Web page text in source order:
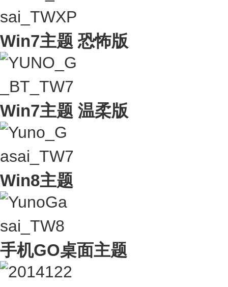
Win7主题 恐怖版
Win7主题 温柔版
Win8主题
手机GO桌面主题